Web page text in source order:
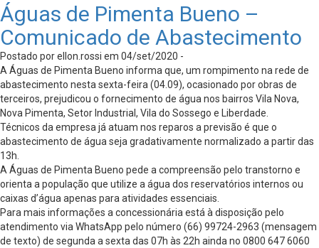
Águas de Pimenta Bueno –
Comunicado de Abastecimento
Postado por ellon.rossi em 04/set/2020 -
A Águas de Pimenta Bueno informa que, um rompimento na rede de
abastecimento nesta sexta-feira (04.09), ocasionado por obras de
terceiros, prejudicou o fornecimento de água nos bairros Vila Nova,
Nova Pimenta, Setor Industrial, Vila do Sossego e Liberdade.
Técnicos da empresa já atuam nos reparos a previsão é que o
abastecimento de água seja gradativamente normalizado a partir das
13h.
A Águas de Pimenta Bueno pede a compreensão pelo transtorno e
orienta a população que utilize a água dos reservatórios internos ou
caixas d’água apenas para atividades essenciais.
Para mais informações a concessionária está à disposição pelo
atendimento via WhatsApp pelo número (66) 99724-2963 (mensagem
de texto) de segunda a sexta das 07h às 22h ainda no 0800 647 6060